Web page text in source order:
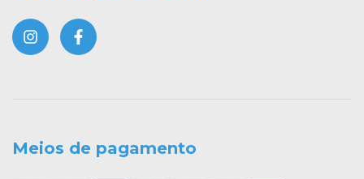
Meios de pagamento